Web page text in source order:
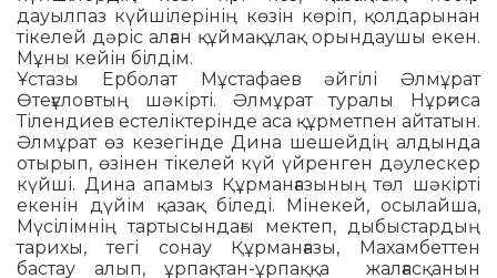
дауылпаз күйшілерінің көзін көріп, қолдарынан
тікелей дәріс алған құймақұлақ орындаушы екен.
Мұны кейін білдім.
Ұстазы Ерболат Мұстафаев әйгілі Әлмұрат
Өтеғұловтың шәкірті. Әлмұрат туралы Нұрғиса
Тілендиев естеліктерінде аса құрметпен айтатын.
Әлмұрат өз кезегінде Дина шешейдің алдында
отырып, өзінен тікелей күй үйренген дәулескер
күйші. Дина апамыз Құрманғазының төл шәкірті
екенін дүйім қазақ біледі. Мінекей, осылайша,
Мүсілімнің тартысындағы мектеп, дыбыстардың
тарихы, тегі сонау Құрманғазы, Махамбеттен
бастау алып, ұрпақтан-ұрпаққа жалғасқанын